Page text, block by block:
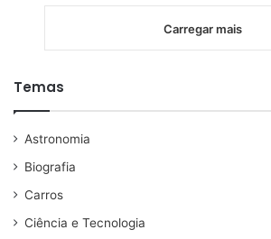
Carregar mais
Temas
Astronomia
Biografia
Carros
Ciência e Tecnologia